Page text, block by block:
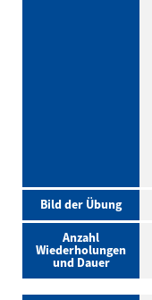
Bild der Übung
Anzahl
Wiederholungen
und Dauer